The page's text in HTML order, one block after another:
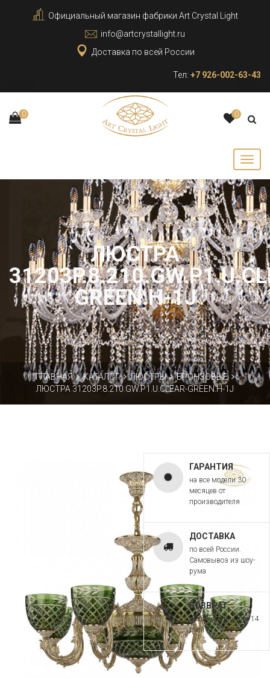
Официальный магазин фабрики Art Crystal Light
info@artcrystallight.ru
Доставка по всей России
Тел: +7 926-002-63-43
0 0
ЛЮСТРА
GREEN.H-1J
ГЛАВНАЯ КАТАЛОГ ЛЮСТРЫ
БРОНЗОВЫЕ
ЛЮСТРА 31203P.8.210.GW.P1.U.CLEAR-GREEN.H-1J
ГАРАНТИЯ
на все модели 30
месяцев от
производителя
ДОСТАВКА
по всей России.
Самовывоз из шоу-
рума
ВОЗВРАТ
и обмен в течении 14
дней